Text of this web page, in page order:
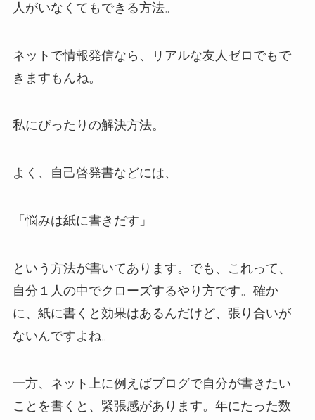
人がいなくてもできる方法。
ネットで情報発信なら、リアルな友人ゼロでもで
きますもんね。
私にぴったりの解決方法。
よく、自己啓発書などには、
「悩みは紙に書きだす」
という方法が書いてあります。でも、これって、
自分１人の中でクローズするやり方です。確か
に、紙に書くと効果はあるんだけど、張り合いが
ないんですよね。
一方、ネット上に例えばブログで自分が書きたい
ことを書くと、緊張感があります。年にたった数